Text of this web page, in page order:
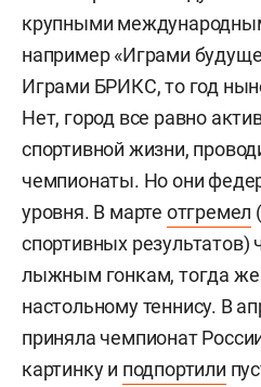
крупными
например «Играми
Играми БРИКС, то год
Нет, город все равно
спортивной жизни,
чемпионаты. Но они
уровня. В марте отгремел
спортивных результатов)
лыжным гонкам, тогда
настольному теннису. В
приняла чемпионат
картинку и подпортили